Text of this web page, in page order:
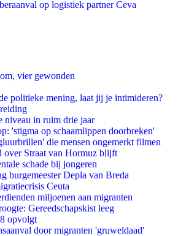
op logistiek partner Ceva
vier gewonden
politieke mening, laat jij je intimideren?
niveau in ruim drie jaar
'stigma op schaamlippen doorbreken'
die mensen ongemerkt filmen
over Straat van Hormuz blijft
schade bij jongeren
burgemeester Depla van Breda
Ceuta
miljoenen aan migranten
Gereedschapskist leeg
opvolgt
door migranten 'gruweldaad'